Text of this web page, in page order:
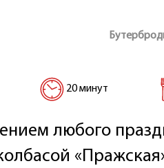
20 минут
любого